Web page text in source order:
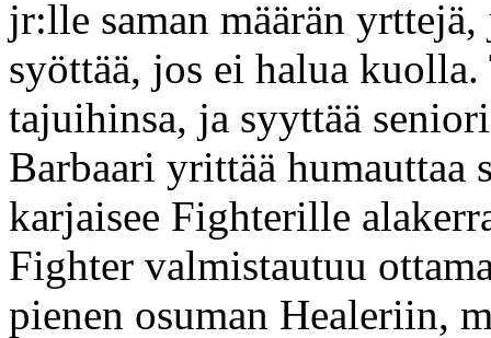
jr:lle saman määrän
syöttää, jos ei halua
tajuihinsa, ja syyttää
Barbaari yrittää humauttaa
karjaisee Fighterille
Fighter valmistautuu
pienen osuman Healeriin,